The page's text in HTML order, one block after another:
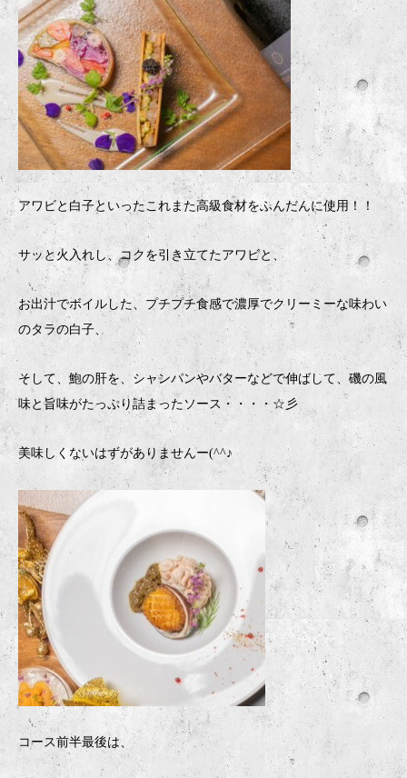
アワビと白子といったこれまた高級食材をふんだんに使用！！
サッと火入れし、コクを引き立てたアワビと、
お出汁でボイルした、プチプチ食感で濃厚でクリーミーな味わい
のタラの白子、
そして、鮑の肝を、シャンパンやバターなどで伸ばして、磯の風
味と旨味がたっぷり詰まったソース・・・・☆彡
美味しくないはずがありませんー(^^♪
コース前半最後は、